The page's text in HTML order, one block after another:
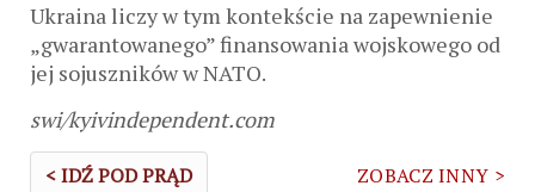
Ukraina liczy w tym kontekście na zapewnienie
„gwarantowanego” finansowania wojskowego od
jej sojuszników w NATO.
swi/kyivindependent.com
< IDŹ POD PRĄD ZOBACZ INNY >